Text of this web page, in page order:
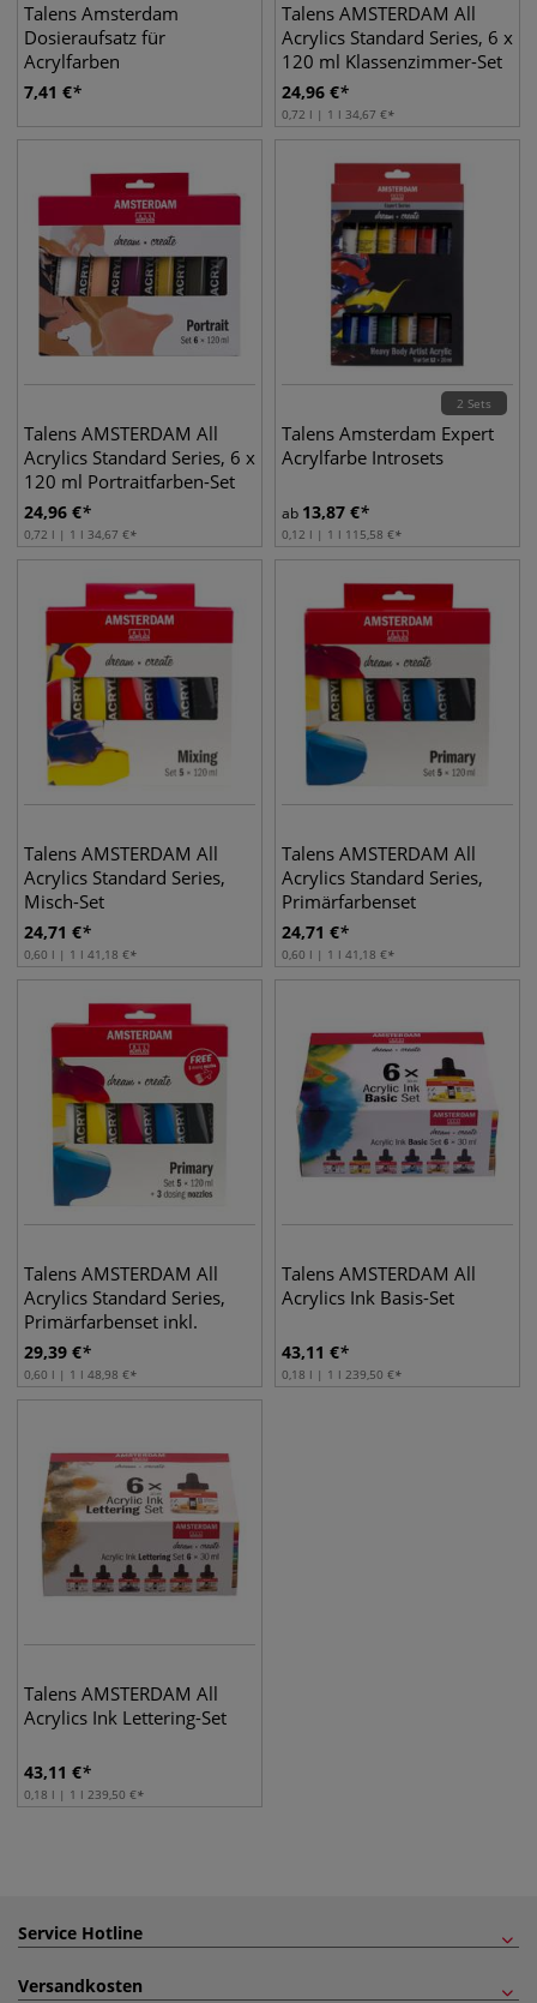
Talens Amsterdam
Dosieraufsatz für
Acrylfarben
7,41 €
Talens AMSTERDAM All
Acrylics Standard Series, 6 x
120 ml Klassenzimmer-Set
24,96 €
0,72 l | 1 l 34,67 €
Talens AMSTERDAM All
Acrylics Standard Series, 6 x
120 ml Portraitfarben-Set
24,96 €
0,72 l | 1 l 34,67 €
2 Sets
Talens Amsterdam Expert
Acrylfarbe Introsets
ab 13,87 €
0,12 l | 1 l 115,58 €
Talens AMSTERDAM All
Acrylics Standard Series,
Misch-Set
24,71 €
0,60 l | 1 l 41,18 €
Talens AMSTERDAM All
Acrylics Standard Series,
Primärfarbenset
24,71 €
0,60 l | 1 l 41,18 €
Talens AMSTERDAM All
Acrylics Standard Series,
Primärfarbenset inkl.
Dosierspitzen
29,39 €
0,60 l | 1 l 48,98 €
Talens AMSTERDAM All
Acrylics Ink Basis-Set
43,11 €
0,18 l | 1 l 239,50 €
Talens AMSTERDAM All
Acrylics Ink Lettering-Set
43,11 €
0,18 l | 1 l 239,50 €
Service Hotline
Versandkosten